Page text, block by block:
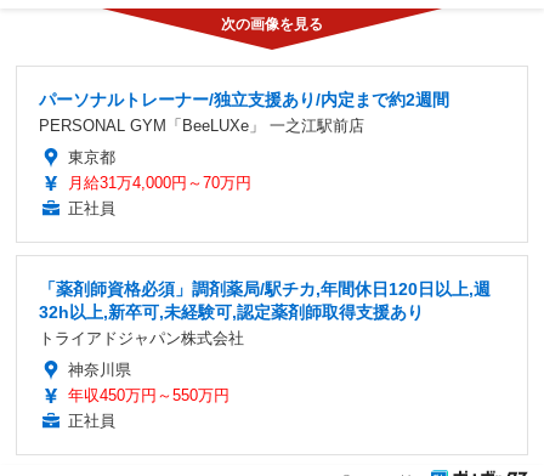
パーソナルトレーナー/独立支援あり/内定まで約2週間
PERSONAL GYM「BeeLUXe」 一之江駅前店
東京都
月給31万4,000円～70万円
正社員
「薬剤師資格必須」調剤薬局/駅チカ,年間休日120日以上,週
32h以上,新卒可,未経験可,認定薬剤師取得支援あり
トライアドジャパン株式会社
神奈川県
年収450万円～550万円
正社員